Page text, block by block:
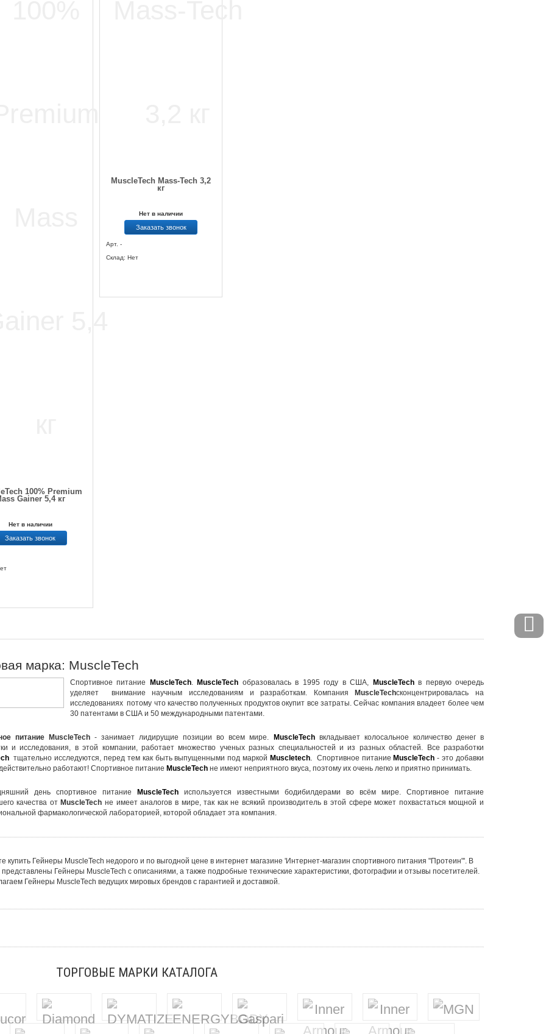
100% Premium
Gainer 5,4 кг
Нет в наличии
Заказать звонок
MuscleTech Mass-Tech 3,2
кг
Нет в наличии
Заказать звонок
Арт. -
Склад: Нет
марка: MuscleTech
Спортивное питание MuscleTech. MuscleTech образовалась в 1995 году в США, MuscleTechв первую очередь
уделяет внимание научным исследованиям и разработкам. КомпанияMuscleTechсконцентрировалась на
исследованиях потому что качество полученных продуктов окупит все затраты. Сейчас компания владеет более чем
30 патентами в США и 50 международными патентами.
питаниеMuscleTech- занимает лидирущие позиции во всем мире. MuscleTechвкладывает колосальное количество денег в
и исследования, в этой компании, работает множество ученых разных специальностей и из разных областей. Все разработки
тщательно исследуются, перед тем как быть выпущенными под маркой Muscletech Спортивное питание MuscleTech - это добавки
работают! Спортивное питание MuscleTechне имеют неприятного вкуса, поэтому их очень легко и приятно принимать.
деньспортивное питание MuscleTech используется известными бодибилдерами во всём мире.Спортивное питание
качества отMuscleTech не имеет аналогов в мире, так как не всякий производитель в этой сфере может похвастаться мощной и
фармакологической лабораторией, которой обладает эта компания.
купить Гейнеры MuscleTech недорого и по выгодной цене в интернет магазине 'Интернет-магазин спортивного питания "Протеин"'. В
представлены Гейнеры MuscleTech с описаниями, а также подробные технические характеристики, фотографии и отзывы посетителей.
Гейнеры MuscleTech ведущих мировых брендов с гарантией и доставкой.
ТОРГОВЫЕ МАРКИ КАТАЛОГА